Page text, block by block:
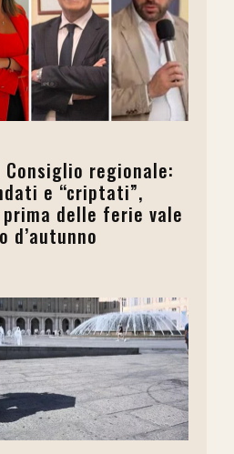
regionale:
e “criptati”,
delle ferie vale
d’autunno